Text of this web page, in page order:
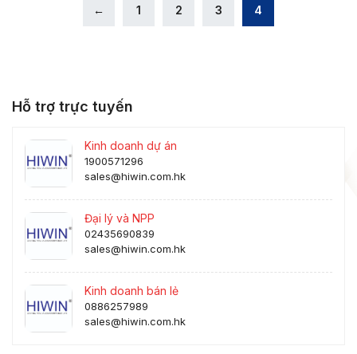
← 1 2 3 4
Hỗ trợ trực tuyến
Kinh doanh dự án
1900571296
sales@hiwin.com.hk
Đại lý và NPP
02435690839
sales@hiwin.com.hk
Kinh doanh bán lẻ
0886257989
sales@hiwin.com.hk